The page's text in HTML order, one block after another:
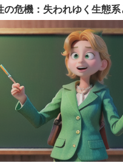
の危機：失われゆく生態